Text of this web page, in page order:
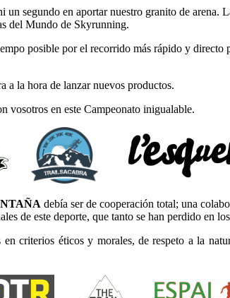
segundo en aportar nuestro granito de arena.
del Mundo de Skyrunning.
posible por el recorrido más rápido y directo
a la hora de lanzar nuevos productos.
vosotros en este Campeonato inigualable.
debía ser de cooperación total; una
de este deporte, que tanto se han perdido en
criterios éticos y morales, de respeto a la